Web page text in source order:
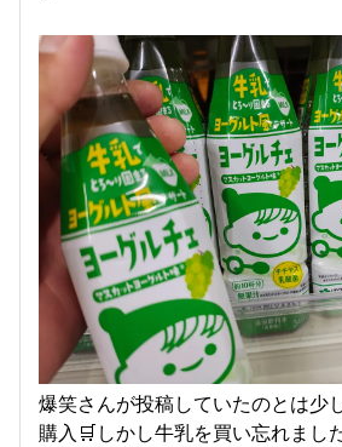
爆笑さんが投稿していたのとは少
購入🛒しかし牛乳を買い忘れまし